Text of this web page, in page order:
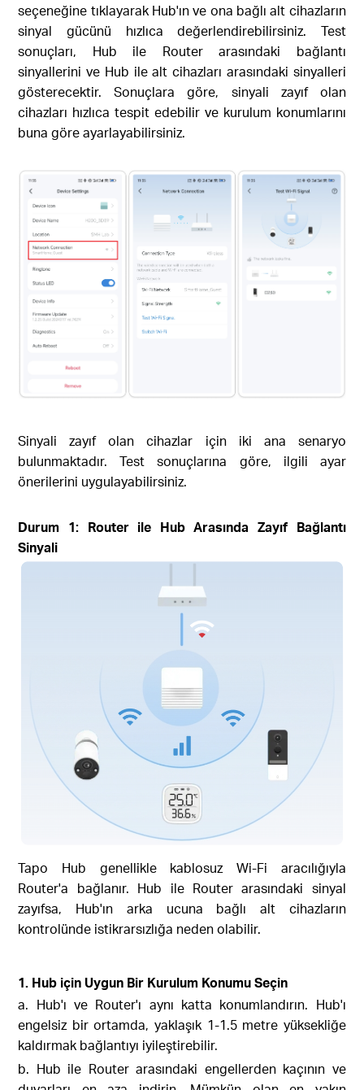
seçeneğine tıklayarak Hub'ın ve ona bağlı alt cihazların
sinyal gücünü hızlıca değerlendirebilirsiniz. Test
sonuçları, Hub ile Router arasındaki bağlantı
sinyallerini ve Hub ile alt cihazları arasındaki sinyalleri
gösterecektir. Sonuçlara göre, sinyali zayıf olan
cihazları hızlıca tespit edebilir ve kurulum konumlarını
buna göre ayarlayabilirsiniz.
Sinyali zayıf olan cihazlar için iki ana senaryo
bulunmaktadır. Test sonuçlarına göre, ilgili ayar
önerilerini uygulayabilirsiniz.
Durum 1: Router ile Hub Arasında Zayıf Bağlantı
Sinyali
Tapo Hub genellikle kablosuz Wi-Fi aracılığıyla
Router'a bağlanır. Hub ile Router arasındaki sinyal
zayıfsa, Hub'ın arka ucuna bağlı alt cihazların
kontrolünde istikrarsızlığa neden olabilir.
1. Hub için Uygun Bir Kurulum Konumu Seçin
a. Hub'ı ve Router'ı aynı katta konumlandırın. Hub'ı
engelsiz bir ortamda, yaklaşık 1-1.5 metre yüksekliğe
kaldırmak bağlantıyı iyileştirebilir.
b. Hub ile Router arasındaki engellerden kaçının ve